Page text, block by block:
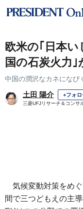
欧米の｢日本い
国の石炭火力
中国の潤沢なカネになび
土田 陽介 +フォロ
三菱UFJリサーチ＆コンサ
気候変動対策をめ
間で三つどもえの主